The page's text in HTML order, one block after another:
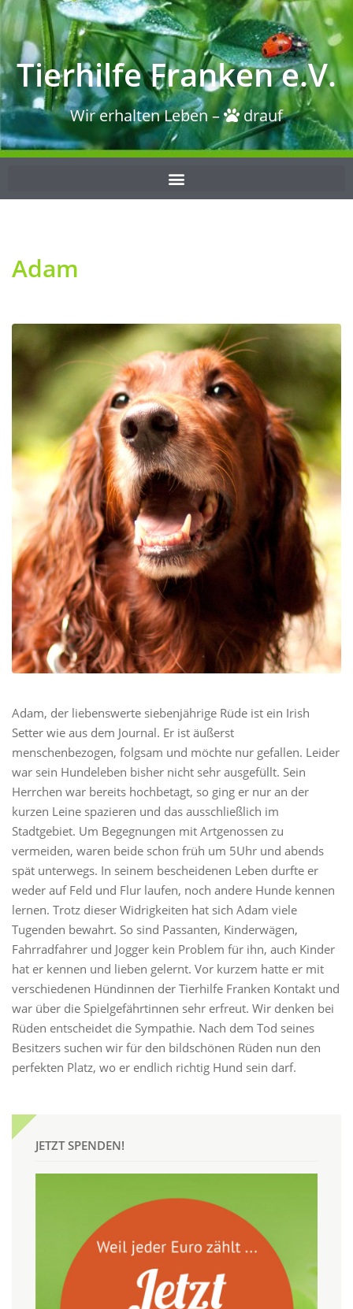
Tierhilfe Franken e.V.
Wir erhalten Leben – drauf
Adam
Adam, der liebenswerte siebenjährige Rüde ist ein Irish
Setter wie aus dem Journal. Er ist äußerst
menschenbezogen, folgsam und möchte nur gefallen. Leider
war sein Hundeleben bisher nicht sehr ausgefüllt. Sein
Herrchen war bereits hochbetagt, so ging er nur an der
kurzen Leine spazieren und das ausschließlich im
Stadtgebiet. Um Begegnungen mit Artgenossen zu
vermeiden, waren beide schon früh um 5Uhr und abends
spät unterwegs. In seinem bescheidenen Leben durfte er
weder auf Feld und Flur laufen, noch andere Hunde kennen
lernen. Trotz dieser Widrigkeiten hat sich Adam viele
Tugenden bewahrt. So sind Passanten, Kinderwägen,
Fahrradfahrer und Jogger kein Problem für ihn, auch Kinder
hat er kennen und lieben gelernt. Vor kurzem hatte er mit
verschiedenen Hündinnen der Tierhilfe Franken Kontakt und
war über die Spielgefährtinnen sehr erfreut. Wir denken bei
Rüden entscheidet die Sympathie. Nach dem Tod seines
Besitzers suchen wir für den bildschönen Rüden nun den
perfekten Platz, wo er endlich richtig Hund sein darf.
JETZT SPENDEN!